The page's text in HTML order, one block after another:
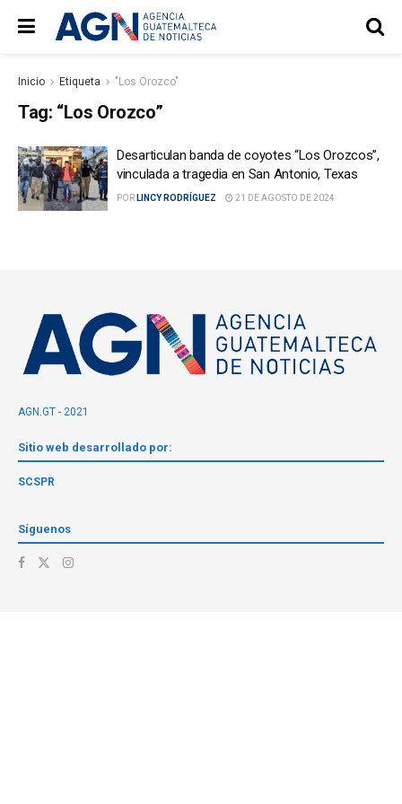
Inicio Etiqueta "Los Orozco"
Tag: “Los Orozco”
Desarticulan banda de coyotes “Los Orozcos”,
vinculada a tragedia en San Antonio, Texas
POR LINCY RODRÍGUEZ 21 DE AGOSTO DE 2024
AGN.GT - 2021
Sitio web desarrollado por:
SCSPR
Síguenos